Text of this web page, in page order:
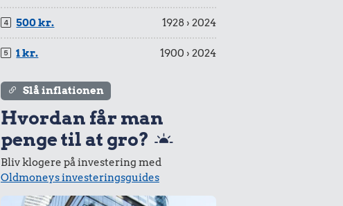
500 kr. 1928 › 2024
1 kr. 1900 › 2024
Slå inflationen
Hvordan får man
penge til at gro?
Bliv klogere på investering med
Oldmoneys investeringsguides